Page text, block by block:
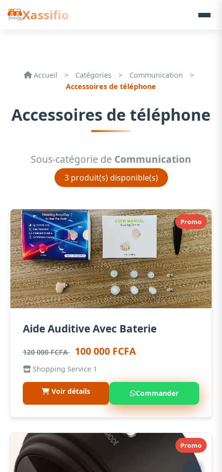
Xassifio
Accueil > Catégories > Communication
>
Accessoires de téléphone
Accessoires de téléphone
Sous-catégorie de Communication
3 produit(s) disponible(s)
Promo
Aide Auditive Avec Baterie
120 000 FCFA 100 000 FCFA
Shopping Service 1
Voir détails Commander
Promo